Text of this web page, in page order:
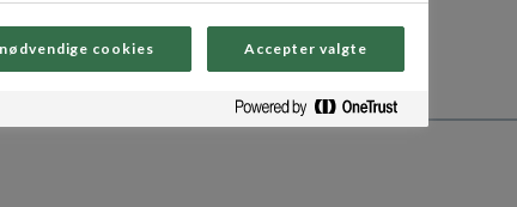
cookies Accepter valgte